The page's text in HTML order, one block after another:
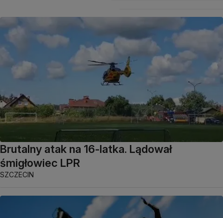
Brutalny atak na 16-latka. Lądował
śmigłowiec LPR
SZCZECIN